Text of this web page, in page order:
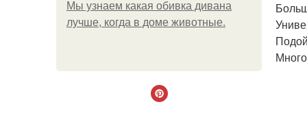
Мы узнаем какая обивка дивана
лучше, когда в доме животные.